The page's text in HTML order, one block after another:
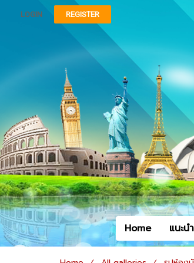
LOGIN REGISTER
Home แนะ